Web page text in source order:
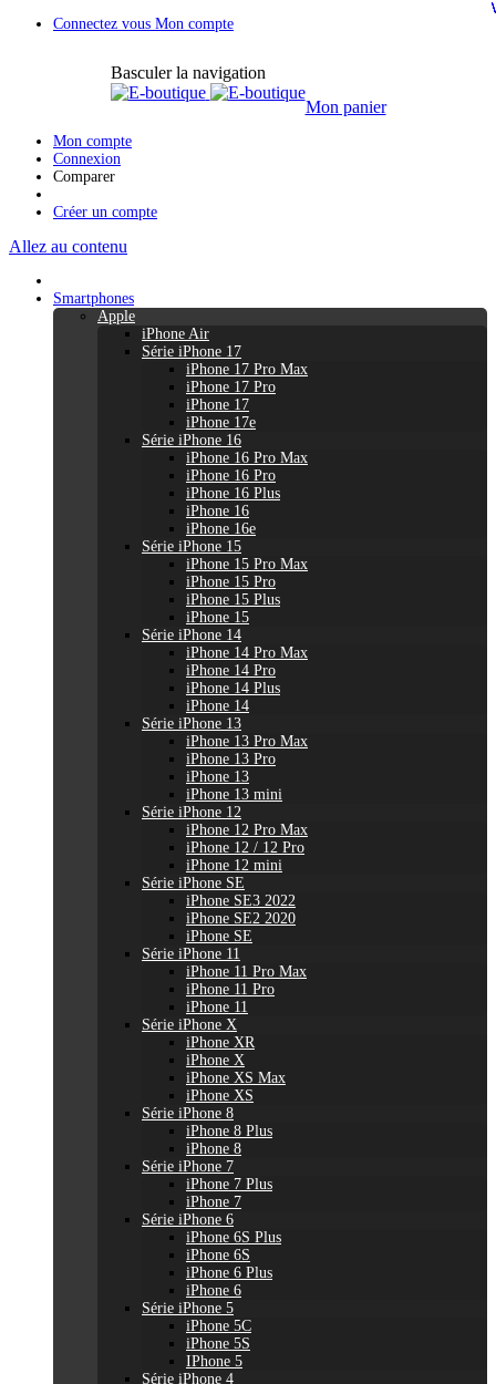
Connectez vous Mon compte
Basculer la navigation
Mon panier
Mon compte
Connexion
Comparer
Créer un compte
Allez au contenu
Smartphones
Apple
iPhone Air
Série iPhone 17
iPhone 17 Pro Max
iPhone 17 Pro
iPhone 17
iPhone 17e
Série iPhone 16
iPhone 16 Pro Max
iPhone 16 Pro
iPhone 16 Plus
iPhone 16
iPhone 16e
Série iPhone 15
iPhone 15 Pro Max
iPhone 15 Pro
iPhone 15 Plus
iPhone 15
Série iPhone 14
iPhone 14 Pro Max
iPhone 14 Pro
iPhone 14 Plus
iPhone 14
Série iPhone 13
iPhone 13 Pro Max
iPhone 13 Pro
iPhone 13
iPhone 13 mini
Série iPhone 12
iPhone 12 Pro Max
iPhone 12 / 12 Pro
iPhone 12 mini
Série iPhone SE
iPhone SE3 2022
iPhone SE2 2020
iPhone SE
Série iPhone 11
iPhone 11 Pro Max
iPhone 11 Pro
iPhone 11
Série iPhone X
iPhone XR
iPhone X
iPhone XS Max
iPhone XS
Série iPhone 8
iPhone 8 Plus
iPhone 8
Série iPhone 7
iPhone 7 Plus
iPhone 7
Série iPhone 6
iPhone 6S Plus
iPhone 6S
iPhone 6 Plus
iPhone 6
Série iPhone 5
iPhone 5C
iPhone 5S
IPhone 5
Série iPhone 4